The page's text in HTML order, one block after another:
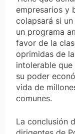
empresarios y
colapsará si
un programa
favor de la
oprimidas de
intolerable
su poder
vida de
comunes.
La conclusión